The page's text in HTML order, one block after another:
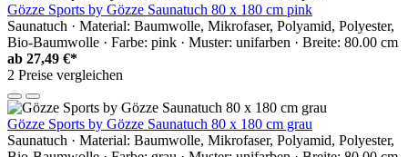
Gözze Sports by Gözze Saunatuch 80 x 180 cm pink
Saunatuch · Material: Baumwolle, Mikrofaser, Polyamid, Polyester,
Bio-Baumwolle · Farbe: pink · Muster: unifarben · Breite: 80.00 cm
ab 27,49 €*
2 Preise vergleichen
Gözze Sports by Gözze Saunatuch 80 x 180 cm grau
Saunatuch · Material: Baumwolle, Mikrofaser, Polyamid, Polyester,